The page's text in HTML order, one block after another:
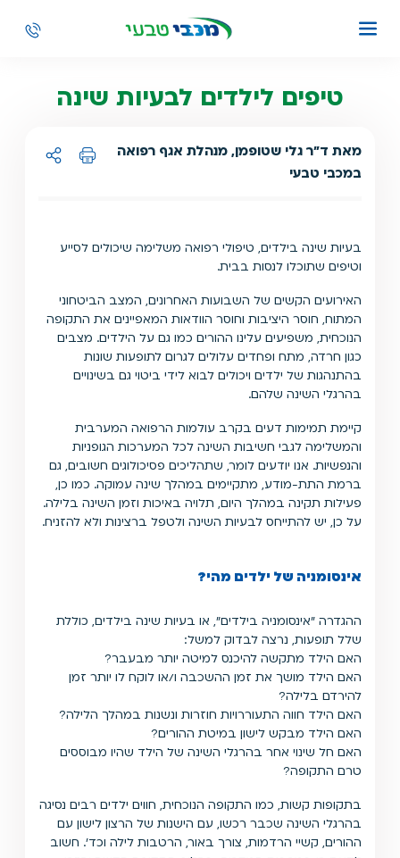
טיפים לילדים לבעיות שינה
מאת ד"ר גלי שטופמן, מנהלת אגף רפואה
במכבי טבעי
בעיות שינה בילדים, טיפולי רפואה משלימה שיכולים לסייע
וטיפים שתוכלו לנסות בבית.
האירועים הקשים של השבועות האחרונים, המצב הביטחוני
המתוח, חוסר היציבות וחוסר הוודאות המאפיינים את התקופה
הנוכחית, משפיעים עלינו ההורים כמו גם על הילדים. מצבים
כגון חרדה, מתח ופחדים עלולים לגרום לתופעות שונות
בהתנהגות של ילדים ויכולים לבוא לידי ביטוי גם בשינויים
בהרגלי השינה שלהם.
קיימת תמימות דעים בקרב עולמות הרפואה המערבית
והמשלימה לגבי חשיבות השינה לכל המערכות הגופניות
והנפשיות. אנו יודעים לומר, שתהליכים פסיכולוגים חשובים, גם
ברמת התת-מודע, מתקיימים במהלך שינה עמוקה. כמו כן,
פעילות תקינה במהלך היום, תלויה באיכות וזמן השינה בלילה.
על כן, יש להתייחס לבעיות השינה ולטפל ברצינות ולא להזניח.
אינסומניה של ילדים מהי?
ההגדרה ״אינסומניה בילדים״, או בעיות שינה בילדים, כוללת
שלל תופעות, נרצה לבדוק למשל:
האם הילד מתקשה להיכנס למיטה יותר מבעבר?
האם הילד מושך את זמן ההשכבה ו/או לוקח לו יותר זמן
להירדם בלילה?
האם הילד חווה התעוררויות חוזרות ונשנות במהלך הלילה?
האם הילד מבקש לישון במיטת ההורים?
האם חל שינוי אחר בהרגלי השינה של הילד שהיו מבוססים
טרם התקופה?
בתקופות קשות, כמו התקופה הנוכחית, חווים ילדים רבים נסיגה
בהרגלי השינה שכבר רכשו, עם הישנות של הרצון לישון עם
ההורים, קשיי הרדמות, צורך באור, הרטבות לילה וכד׳. חשוב